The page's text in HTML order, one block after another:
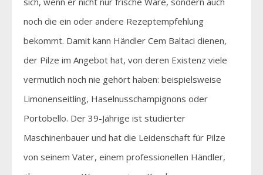
noch die ein oder andere Rezeptempfehlung
bekommt. Damit kann Händler Cem Baltaci dienen,
der Pilze im Angebot hat, von deren Existenz viele
vermutlich noch nie gehört haben: beispielsweise
Limonenseitling, Haselnusschampignons oder
Portobello. Der 39-Jährige ist studierter
Maschinenbauer und hat die Leidenschaft für Pilze
von seinem Vater, einem professionellen Händler,